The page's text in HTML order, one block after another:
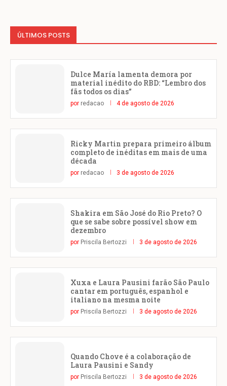
ÚLTIMOS POSTS
Dulce María lamenta demora por
material inédito do RBD: “Lembro dos
fãs todos os dias”
por redacao 4 de agosto de 2026
Ricky Martin prepara primeiro álbum
completo de inéditas em mais de uma
década
por redacao 3 de agosto de 2026
Shakira em São José do Rio Preto? O
que se sabe sobre possível show em
dezembro
por Priscila Bertozzi 3 de agosto de 2026
Xuxa e Laura Pausini farão São Paulo
cantar em português, espanhol e
italiano na mesma noite
por Priscila Bertozzi 3 de agosto de 2026
Quando Chove é a colaboração de
Laura Pausini e Sandy
por Priscila Bertozzi 3 de agosto de 2026